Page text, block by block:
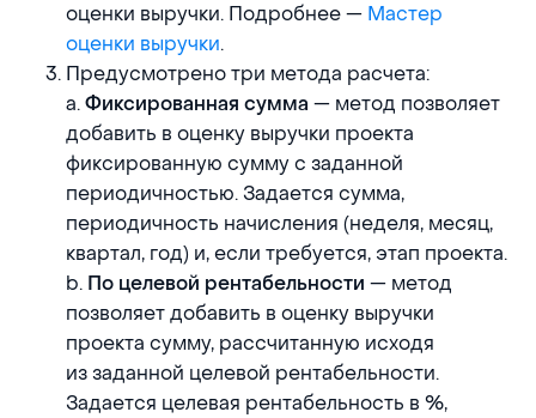
оценки выручки. Подробнее — Мастер
оценки выручки.
Предусмотрено три метода расчета:
a.Фиксированная сумма — метод позволяет
добавить в оценку выручки проекта
фиксированную сумму с заданной
периодичностью. Задается сумма,
периодичность начисления (неделя, месяц,
квартал, год) и, если требуется, этап проекта.
b. По целевой рентабельности — метод
позволяет добавить в оценку выручки
проекта сумму, рассчитанную исходя
из заданной целевой рентабельности.
Задается целевая рентабельность в %,